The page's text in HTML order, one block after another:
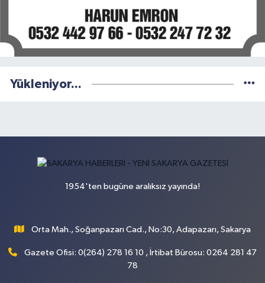
Yükleniyor...
1954'ten bugüne aralıksız yayında!
Orta Mah., Soğanpazarı Cad., No:30, Adapazarı, Sakarya
Gazete Ofisi: 0(264) 278 16 10 , İrtibat Bürosu: 0264 281 47
78